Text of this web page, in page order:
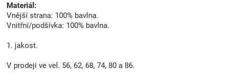
Materiál:
Vnější strana: 100% bavlna.
Vnitřní/podšívka: 100% bavlna.
1. jakost.
V prodeji ve vel. 56, 62, 68, 74, 80 a 86.